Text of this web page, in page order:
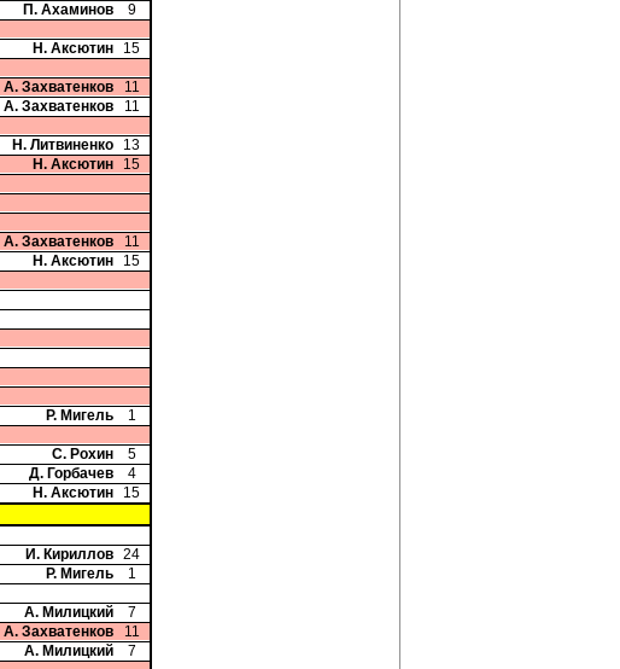
П. Ахаминов
9
Н. Аксютин
15
А. Захватенков
11
А. Захватенков
11
Н. Литвиненко
13
Н. Аксютин
15
А. Захватенков
11
Н. Аксютин
15
Р. Мигель
1
С. Рохин
5
Д. Горбачев
4
Н. Аксютин 15
И. Кириллов 24
Р. Мигель
1
А. Милицкий
7
А. Захватенков
11
А. Милицкий
7